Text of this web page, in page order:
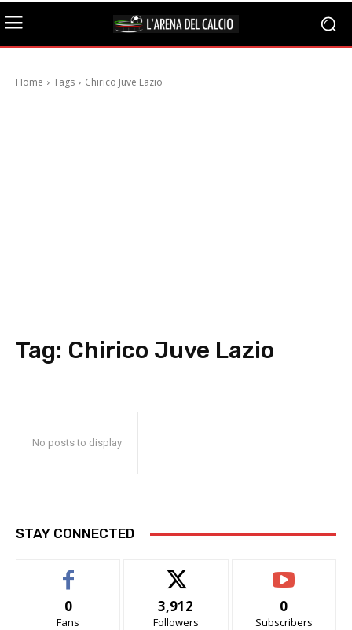
Home Tags Chirico Juve Lazio
Tag: Chirico Juve Lazio
No posts to display
STAY CONNECTED
0
Fans
3,912
Followers
0
Subscribers